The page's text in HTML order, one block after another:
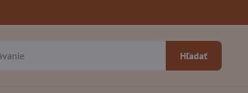
Hľadať